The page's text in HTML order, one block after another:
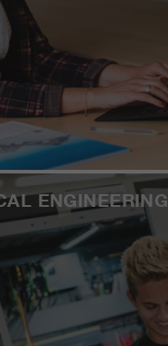
ENGINEERING